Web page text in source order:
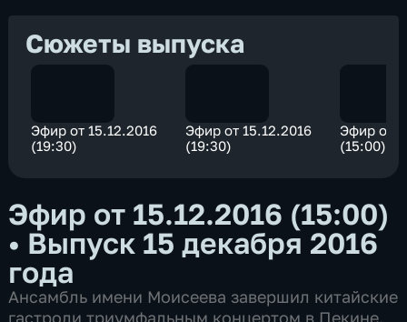
Сюжеты выпуска
Эфир от 15.12.2016
(19:30)
Эфир от 15.12.2016
(19:30)
Эфир от
(15:00)
Эфир от 15.12.2016 (15:00)
• Выпуск 15 декабря 2016
года
Ансамбль имени Моисеева завершил китайские
гастроли триумфальным концертом в Пекине.